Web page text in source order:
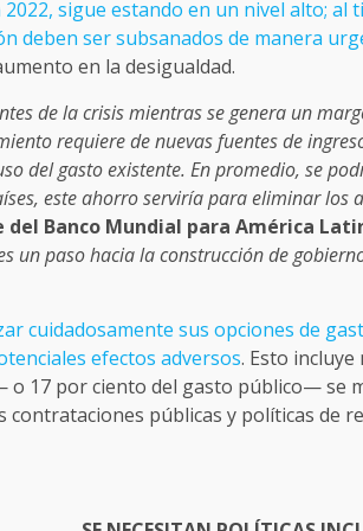
sigue estando en un nivel alto; al
deben ser subsanados de manera
en la desigualdad.
de la crisis mientras se genera un
requiere de nuevas fuentes de
del gasto existente. En promedio, se
este ahorro serviría para eliminar los
Banco Mundial para América
un paso hacia la construcción de
cuidadosamente sus opciones de
efectos adversos. Esto
o 17 por ciento del gasto público— se
contrataciones públicas y políticas de